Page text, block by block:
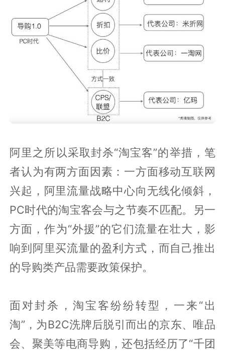
阿里之所以采取封杀“淘宝客”的举措，笔
者认为有两方面因素：一方面移动互联网
兴起，阿里流量战略中心向无线化倾斜，
PC时代的淘宝客会与之节奏不匹配。另一
方面，作为“外援”的它们流量在壮大，影
响到阿里买流量的盈利方式，而自己推出
的导购类产品需要政策保护。
面对封杀，淘宝客纷纷转型，一来“出
淘”，为B2C洗牌后脱引而出的京东、唯品
会、聚美等电商导购，还包括经历了“千团